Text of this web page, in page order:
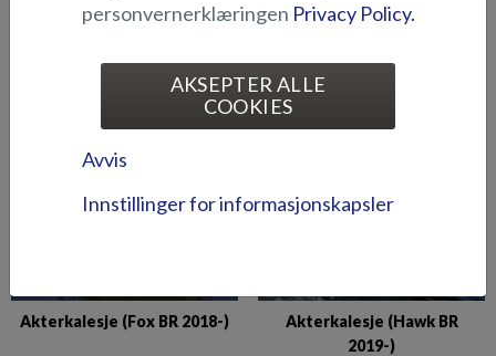
Akterkalesje (Eagle BRX)
Akterkalesje (Fox Avant
Akterkalesje (Fox BR 2018-)
Akterkalesje (Hawk BR
2019-)
personvernerklæringen Privacy Policy.
AKSEPTER ALLE
COOKIES
Avvis
Innstillinger for informasjonskapsler